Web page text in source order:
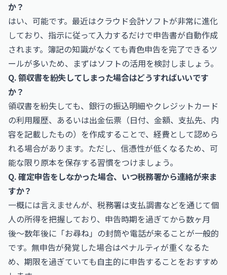
か？
はい、可能です。最近はクラウド会計ソフトが非常に進化
しており、指示に従って入力するだけで申告書が自動作成
されます。簿記の知識がなくても青色申告を完了できるツ
ールが多いため、まずはソフトの活用を検討しましょう。
Q. 領収書を紛失してしまった場合はどうすればいいです
か？
領収書を紛失しても、銀行の振込明細やクレジットカード
の利用履歴、あるいは出金伝票（日付、金額、支払先、内
容を記載したもの）を作成することで、経費として認めら
れる場合があります。ただし、信憑性が低くなるため、可
能な限り原本を保存する習慣をつけましょう。
Q. 確定申告をしなかった場合、いつ税務署から連絡が来ま
すか？
一概には言えませんが、税務署は支払調書などを通じて個
人の所得を把握しており、申告時期を過ぎてから数ヶ月
後〜数年後に「お尋ね」の封筒や電話が来ることが一般的
です。無申告が発覚した場合はペナルティが重くなるた
め、期限を過ぎていても自主的に申告することをおすすめ